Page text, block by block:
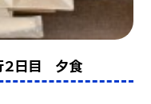
２日目 夕食